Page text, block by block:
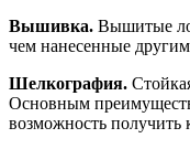
Вышивка. Вышитые
чем нанесенные
Шелкография.
Основным
возможность получить